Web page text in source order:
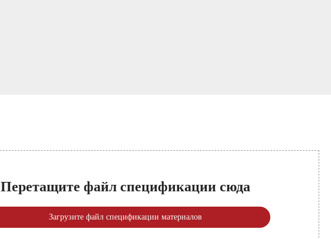
Перетащите файл спецификации сюда
Загрузите файл спецификации материалов